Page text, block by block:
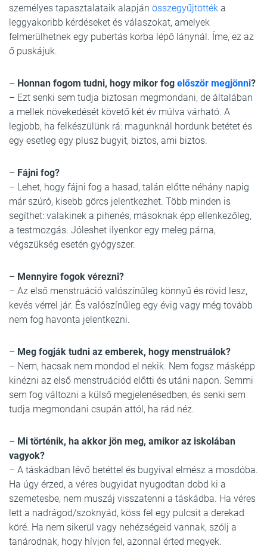
személyes tapasztalataik alapján összegyűjtötték a
leggyakoribb kérdéseket és válaszokat, amelyek
felmerülhetnek egy pubertás korba lépő lánynál. Íme, ez az
ő puskájuk.
– Honnan fogom tudni, hogy mikor fog először megjönni?
– Ezt senki sem tudja biztosan megmondani, de általában
a mellek növekedését követő két év múlva várható. A
legjobb, ha felkészülünk rá: magunknál hordunk betétet és
egy esetleg egy plusz bugyit, biztos, ami biztos.
– Fájni fog?
– Lehet, hogy fájni fog a hasad, talán előtte néhány napig
már szúró, kisebb görcs jelentkezhet. Több minden is
segíthet: valakinek a pihenés, másoknak épp ellenkezőleg,
a testmozgás. Jóleshet ilyenkor egy meleg párna,
végszükség esetén gyógyszer.
– Mennyire fogok vérezni?
– Az első menstruáció valószínűleg könnyű és rövid lesz,
kevés vérrel jár. És valószínűleg egy évig vagy még tovább
nem fog havonta jelentkezni.
– Meg fogják tudni az emberek, hogy menstruálok?
– Nem, hacsak nem mondod el nekik. Nem fogsz másképp
kinézni az első menstruációd előtti és utáni napon. Semmi
sem fog változni a külső megjelenésedben, és senki sem
tudja megmondani csupán attól, ha rád néz.
– Mi történik, ha akkor jön meg, amikor az iskolában
vagyok?
– A táskádban lévő betéttel és bugyival elmész a mosdóba.
Ha úgy érzed, a véres bugyidat nyugodtan dobd ki a
szemetesbe, nem muszáj visszatenni a táskádba. Ha véres
lett a nadrágod/szoknyád, köss fel egy pulcsit a derekad
köré. Ha nem sikerül vagy nehézségeid vannak, szólj a
tanárodnak, hogy hívjon fel, azonnal érted megyek.